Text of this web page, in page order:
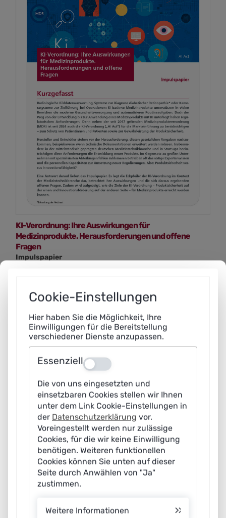
KI-Verordnung: Ihre Auswirkungen für
Medizinprodukte. Herausforderungen und offene
Fragen
Impulspapier
Publikation: Sonderpublikationen
Arbeitsgruppe:6 – Gesundheit, Medizintechnik, Pflege
mehr Infos
Impulspapier
Cookie-Einstellungen
Hier haben Sie die Möglichkeit, Ihre
Einwilligungen für die Bereitstellung
verschiedener Dienste anzupassen.
Essenziell Aus
Die von uns eingesetzten und
einsetzbaren Cookies stellen wir Ihnen
unter dem Link Cookie-Einstellungen in
der Datenschutzerklärung vor.
Voreingestellt werden nur zulässige
Cookies, für die wir keine Einwilligung
benötigen. Weiteren funktionellen
Cookies können Sie unten auf dieser
Seite durch Anwählen von "Ja"
zustimmen.
Weitere Informationen